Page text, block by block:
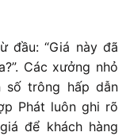
đầu: “Giá này đã
Các xưởng nhỏ
số trông hấp dẫn
Phát luôn ghi rõ
để khách hàng